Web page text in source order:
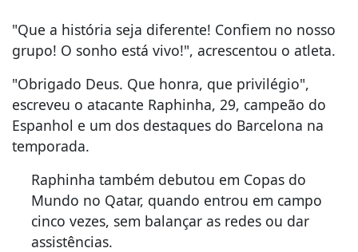
"Que a história seja diferente! Confiem no nosso
grupo! O sonho está vivo!", acrescentou o atleta.
"Obrigado Deus. Que honra, que privilégio",
escreveu o atacante Raphinha, 29, campeão do
Espanhol e um dos destaques do Barcelona na
temporada.
Raphinha também debutou em Copas do
Mundo no Qatar, quando entrou em campo
cinco vezes, sem balançar as redes ou dar
assistências.